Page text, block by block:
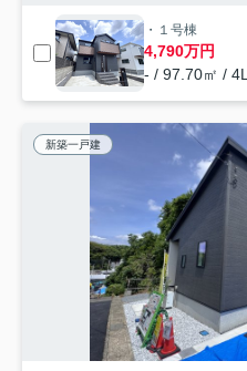
・１号棟
4,790万円
- / 97.70㎡ /
新築一戸建